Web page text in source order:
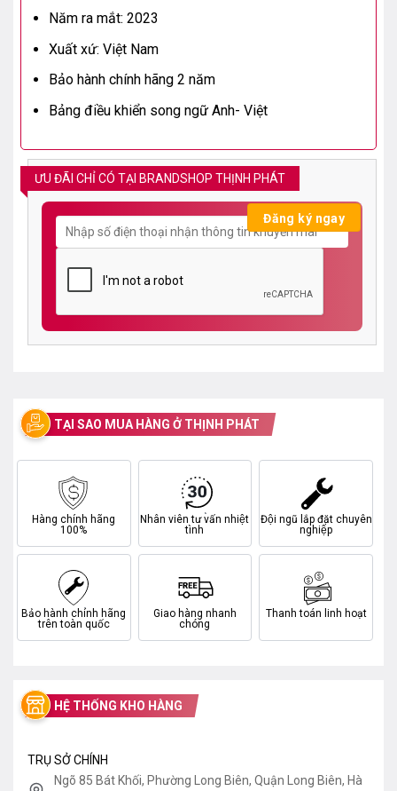
Năm ra mắt: 2023
Xuất xứ: Việt Nam
Bảo hành chính hãng 2 năm
Bảng điều khiển song ngữ Anh- Việt
ƯU ĐÃI CHỈ CÓ TẠI BRANDSHOP THỊNH PHÁT
TẠI SAO MUA HÀNG Ở THỊNH PHÁT
Hàng chính hãng
100%
Nhân viên tư vấn nhiệt
tình
Đội ngũ lắp đặt chuyên
nghiệp
Bảo hành chính hãng
trên toàn quốc
Giao hàng nhanh
chóng
Thanh toán linh hoạt
HỆ THỐNG KHO HÀNG
TRỤ SỞ CHÍNH
Ngõ 85 Bát Khối, Phường Long Biên, Quận Long Biên, Hà